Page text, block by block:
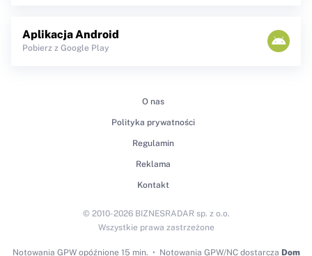
Aplikacja Android
Pobierz z Google Play
O nas
Polityka prywatności
Regulamin
Reklama
Kontakt
Notowania GPWopóźnione 15 min. Notowania GPW/NC dostarcza Dom
© 2010-2026 BIZNESRADAR sp. z o.o.
Wszystkie prawa zastrzeżone